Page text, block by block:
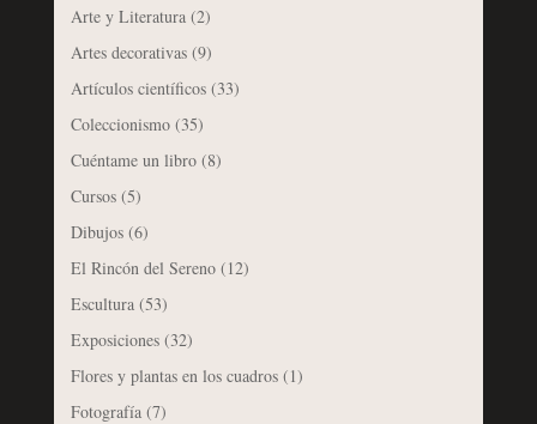
Arte y Literatura(2)
Artes decorativas(9)
Artículos científicos(33)
Coleccionismo(35)
Cuéntame un libro(8)
Cursos(5)
Dibujos(6)
El Rincón del Sereno(12)
Escultura(53)
Exposiciones(32)
Flores y plantas en los cuadros(1)
Fotografía(7)